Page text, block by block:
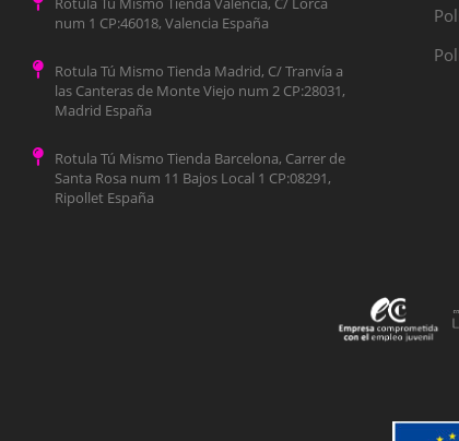
num 1 CP:46018, Valencia España
Rotula Tú Mismo Tienda Madrid, C/ Tranvía a
las Canteras de Monte Viejo num 2 CP:28031,
Madrid España
Rotula Tú Mismo Tienda Barcelona, Carrer de
Santa Rosa num 11 Bajos Local 1 CP:08291,
Ripollet España